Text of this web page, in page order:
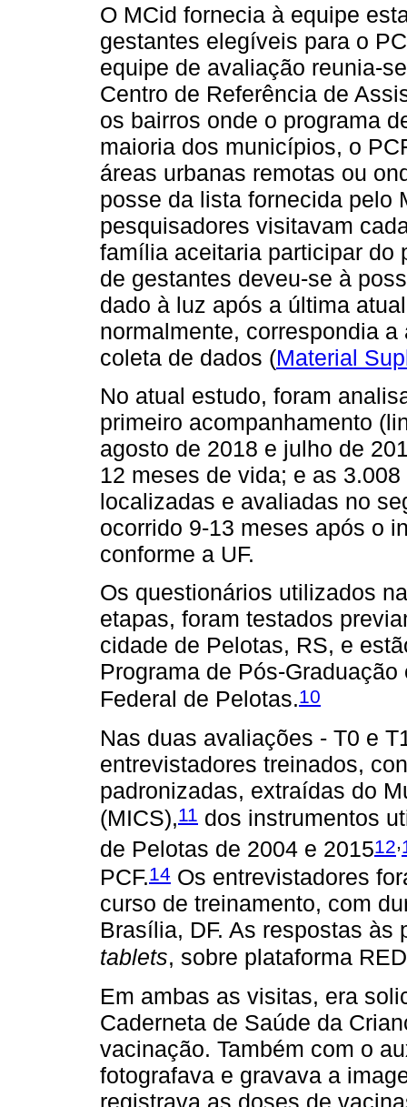
O MCid fornecia à equipe
gestantes elegíveis para o
equipe de avaliação reunia-
Centro de Referência de
os bairros onde o programa
maioria dos municípios, o
áreas urbanas remotas ou
posse da lista fornecida pelo
pesquisadores visitavam
família aceitaria participar do
de gestantes deveu-se à
dado à luz após a última
normalmente, correspondia
coleta de dados (Material
No atual estudo, foram
primeiro acompanhamento
agosto de 2018 e julho de
12 meses de vida; e as
localizadas e avaliadas no
ocorrido 9-13 meses após o
conforme a UF.
Os questionários utilizados
etapas, foram testados
cidade de Pelotas, RS, e
Programa de Pós-
Federal de Pelotas.10
Nas duas avaliações - T0 e
entrevistadores treinados,
padronizadas, extraídas do
(MICS),11 dos instrumentos
de Pelotas de 2004 e 201512,
PCF.14 Os entrevistadores
curso de treinamento, com
Brasília, DF. As respostas às
tablets, sobre plataforma
Em ambas as visitas, era
Caderneta de Saúde da
vacinação. Também com o
fotografava e gravava a
registrava as doses de